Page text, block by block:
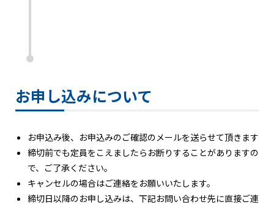
お申し込みについて
お申込み後、お申込みのご確認のメールを送らせて頂きます
締切前でも定員をこえましたらお断りすることがありますの
で、ご了承ください。
キャンセルの場合はご連絡をお願いいたします。
締切日以降のお申し込みは、下記お問い合わせ先に直接ご連